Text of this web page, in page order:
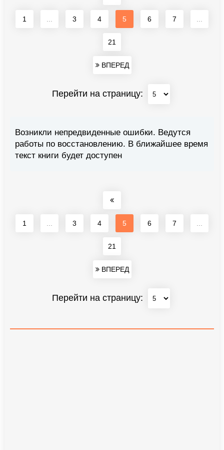
1 3 4 5 6 7
21
ВПЕРЕД
Перейти на страницу:
Возникли непредвиденные ошибки. Ведутся
работы по восстановлению. В ближайшее время
текст книги будет доступен
1 3 4 5 6 7
21
ВПЕРЕД
Перейти на страницу: